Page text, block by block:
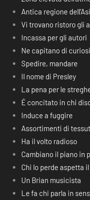
Antica regione
Vi trovano ristoro gli
Incassa per gli autori
Ne capitano di curiosi
Spedire, mandare
Il nome di Presley
La pena per le
É concitato in chi
Induce a fuggire
Assortimenti di
Ha il volto radioso
Cambiano il piano in
Chi lo perde aspetta
Un Brian musicista
Le fa chi parla in